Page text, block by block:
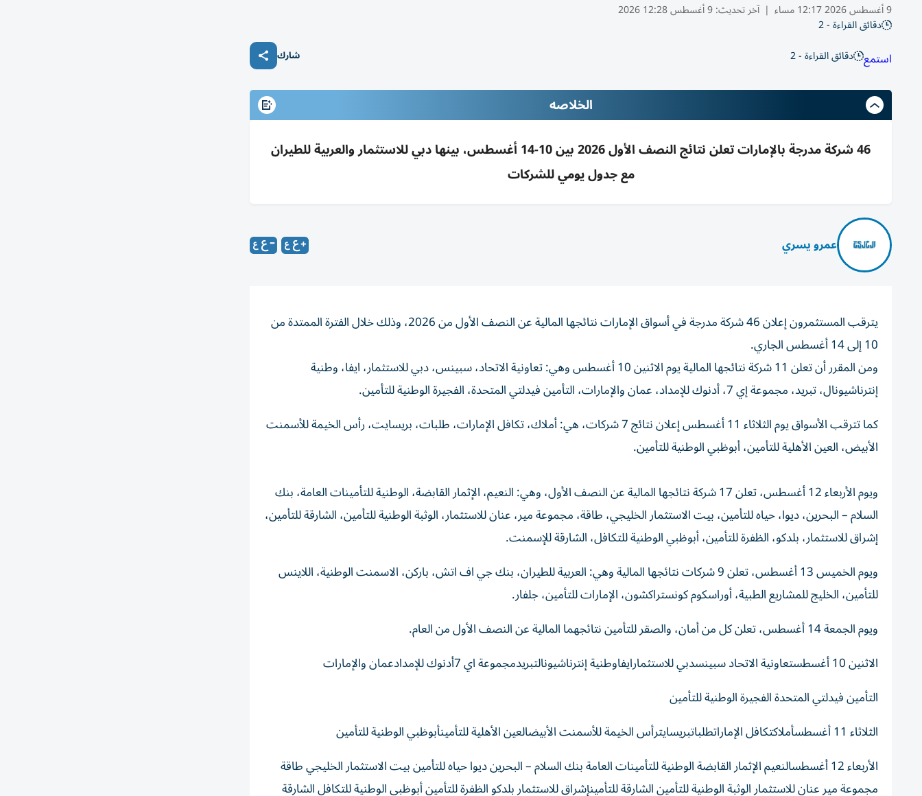
9 أغسطس 2026 12:17 مساء | آخر تحديث:9 أغسطس 12:28 2026
دقائق القراءة - 2
استمع دقائق القراءة - 2 شارك
الخلاصه
46 شركة مدرجة بالإمارات تعلن نتائج النصف الأول 2026 بين 10-14 أغسطس، بينها دبي للاستثمار والعربية للطيران
مع جدول يومي للشركات
عمرو يسري
يترقب المستثمرون إعلان 46 شركة مدرجة في أسواق الإمارات نتائجها المالية عن النصف الأول من 2026، وذلك خلال الفترة الممتدة من
10 إلى 14 أغسطس الجاري.
ومن المقرر أن تعلن 11 شركة نتائجها المالية يوم الاثنين 10 أغسطس وهي: تعاونية الاتحاد، سبينس، دبي للاستثمار، ايفا، وطنية
إنترناشيونال، تبريد، مجموعة إي 7، أدنوك للإمداد، عمان والإمارات، التأمين فيدلتي المتحدة، الفجيرة الوطنية للتأمين.
كما تترقب الأسواق يوم الثلاثاء 11 أغسطس إعلان نتائج 7 شركات، هي: أملاك، تكافل الإمارات، طلبات، بريسايت، رأس الخيمة للأسمنت
الأبيض، العين الأهلية للتأمين، أبوظبي الوطنية للتأمين.
ويوم الأربعاء 12 أغسطس، تعلن 17 شركة نتائجها المالية عن النصف الأول، وهي: النعيم، الإثمار القابضة، الوطنية للتأمينات العامة، بنك
السلام – البحرين، ديوا، حياه للتأمين، بيت الاستثمار الخليجي، طاقة، مجموعة مير، عنان للاستثمار، الوثبة الوطنية للتأمين، الشارقة للتأمين،
إشراق للاستثمار، بلدكو، الظفرة للتأمين، أبوظبي الوطنية للتكافل، الشارقة للإسمنت.
ويوم الخميس 13 أغسطس، تعلن 9 شركات نتائجها المالية وهي: العربية للطيران، بنك جي اف اتش، باركن، الاسمنت الوطنية، اللاينس
للتأمين، الخليج للمشاريع الطبية، أوراسكوم كونستراكشون، الإمارات للتأمين، جلفار.
ويوم الجمعة 14 أغسطس، تعلن كل من أمان، والصقر للتأمين نتائجهما المالية عن النصف الأول من العام.
الاثنين 10 أغسطستعاونية الاتحاد سبينسدبي للاستثمارايفاوطنية إنترناشيونالتبريدمجموعة اي 7أدنوك للإمدادعمان والإمارات
التأمين فيدلتي المتحدة الفجيرة الوطنية للتأمين
الثلاثاء 11 أغسطسأملاكتكافل الإماراتطلباتبريسايترأس الخيمة للأسمنت الأبيضالعين الأهلية للتأمينأبوظبي الوطنية للتأمين
الأربعاء 12 أغسطسالنعيم الإثمار القابضة الوطنية للتأمينات العامة بنك السلام – البحرين ديوا حياه للتأمين بيت الاستثمار الخليجي طاقة
مجموعة مير عنان للاستثمار الوثبة الوطنية للتأمين الشارقة للتأمينإشراق للاستثمار بلدكو الظفرة للتأمين أبوظبي الوطنية للتكافل الشارقة